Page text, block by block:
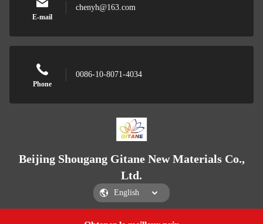
E-mail
chenyh@163.com
Phone
0086-10-8071-4034
Beijing Shougang Gitane New Materials Co.,
Ltd.